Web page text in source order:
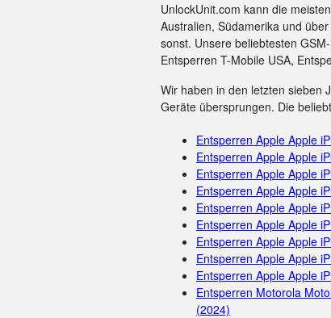
UnlockUnit.com kann die
Australien, Südamerika und
sonst. Unsere beliebtesten
Entsperren T-Mobile USA,
Wir haben in den letzten sieben
Geräte übersprungen. Die
Entsperren Apple Apple
Entsperren Apple Apple
Entsperren Apple Apple
Entsperren Apple Apple
Entsperren Apple Apple
Entsperren Apple Apple
Entsperren Apple Apple
Entsperren Apple Apple
Entsperren Apple Apple
Entsperren Motorola
(2024)